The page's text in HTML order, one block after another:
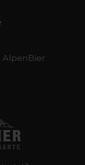
AlpenBier